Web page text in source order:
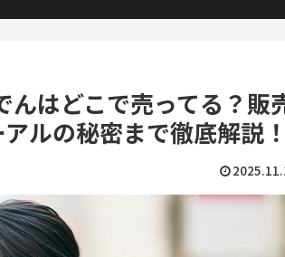
んはどこで売ってる？販
ルの秘密まで徹底解説！